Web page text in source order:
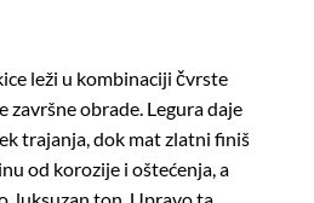
leži u kombinaciji čvrste
obrade. Legura daje
trajanja, dok mat zlatni finiš
od korozije i oštećenja, a